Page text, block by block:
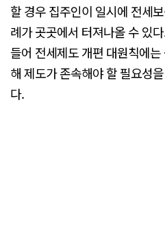
할 경우 집주인이 일시에 전세
례가 곳곳에서 터져나올 수 있
들어 전세제도 개편 대원칙에
해 제도가 존속해야 할 필요성
다.